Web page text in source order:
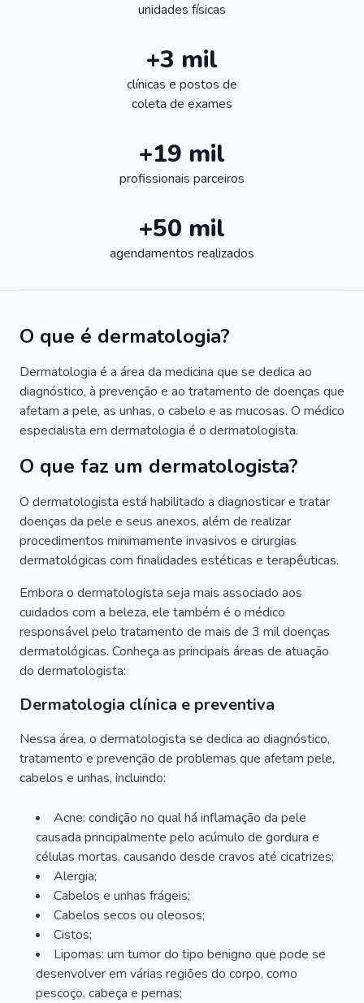
unidades físicas
+3 mil
clínicas e postos de
coleta de exames
+19 mil
profissionais parceiros
+50 mil
agendamentos realizados
O que é dermatologia?
Dermatologia é a área da medicina que se dedica ao
diagnóstico, à prevenção e ao tratamento de doenças que
afetam a pele, as unhas, o cabelo e as mucosas. O médico
especialista em dermatologia é o dermatologista.
O que faz um dermatologista?
O dermatologista está habilitado a diagnosticar e tratar
doenças da pele e seus anexos, além de realizar
procedimentos minimamente invasivos e cirurgias
dermatológicas com finalidades estéticas e terapêuticas.
Embora o dermatologista seja mais associado aos
cuidados com a beleza, ele também é o médico
responsável pelo tratamento de mais de 3 mil doenças
dermatológicas. Conheça as principais áreas de atuação
do dermatologista:
Dermatologia clínica e preventiva
Nessa área, o dermatologista se dedica ao diagnóstico,
tratamento e prevenção de problemas que afetam pele,
cabelos e unhas, incluindo:
Acne: condição no qual há inflamação da pele
causada principalmente pelo acúmulo de gordura e
células mortas, causando desde cravos até cicatrizes;
Alergia;
Cabelos e unhas frágeis;
Cabelos secos ou oleosos;
Cistos;
Lipomas: um tumor do tipo benigno que pode se
desenvolver em várias regiões do corpo, como
pescoço, cabeça e pernas;